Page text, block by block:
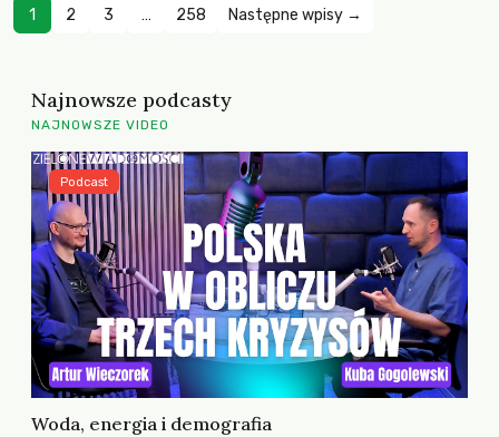
1 2 3 … 258 Następne wpisy →
Najnowsze podcasty
NAJNOWSZE VIDEO
Woda, energia i demografia
Podcast